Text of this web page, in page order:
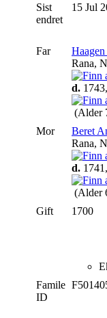
Sist
endret
15 Jul
Far Haagen
Rana,
d.
(Alder
Mor
Beret
Rana,
d.
(Alder
Gift
1700
Famile
ID